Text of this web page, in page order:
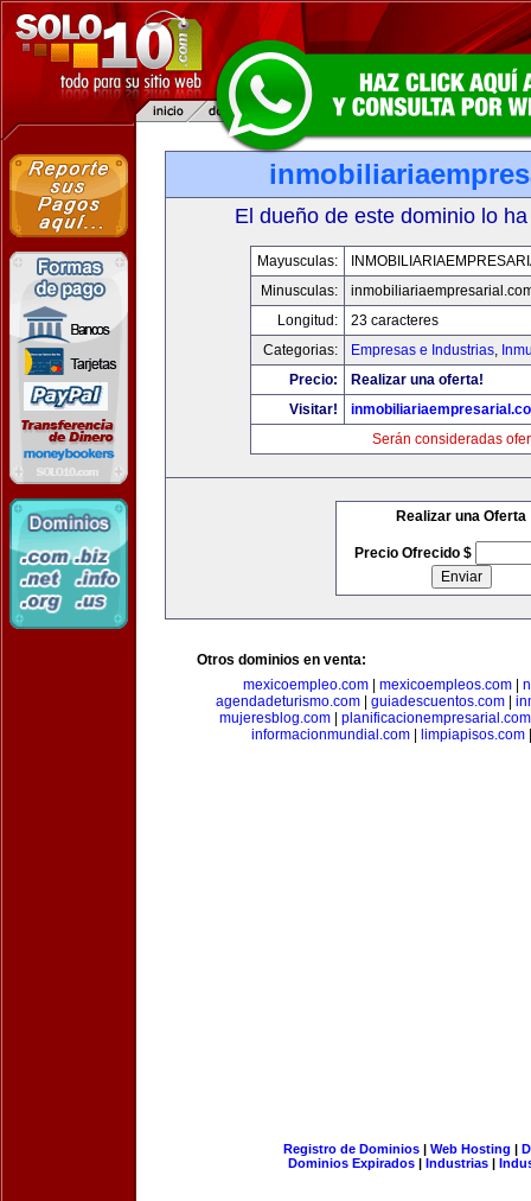
El dueño de este dominio lo
Mayusculas:
Minusculas:
Longitud:
23 caracteres
Categorias:
Empresas e Industrias,
Precio:
Realizar una oferta!
Visitar!
Serán consideradas
Realizar una Oferta
Precio Ofrecido $
Otros dominios en venta:
mexicoempleo.com
mexicoempleos.com
agendadeturismo.com
guiadescuentos.com
mujeresblog.com
planificacionempresarial.com
informacionmundial.com| limpiapisos.com
Registro de Dominios| Web Hosting |
Dominios Expirados | Industrias |